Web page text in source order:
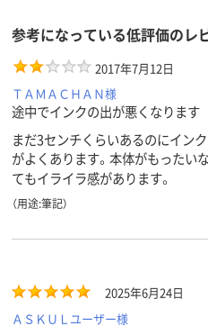
参考になっている低評価のレ
2017年7月12日
ＴＡＭＡＣＨＡＮ様
途中でインクの出が悪くなります
まだ3センチくらいあるのにイン
がよくあります。本体がもったい
てもイライラ感があります。
（用途:筆記）
2025年6月24日
ＡＳＫＵＬユーザー様